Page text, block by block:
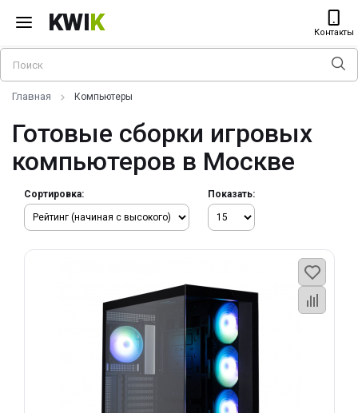
KWIK Контакты
Главная Компьютеры
Готовые сборки игровых
компьютеров в Москве
Сортировка: Показать: